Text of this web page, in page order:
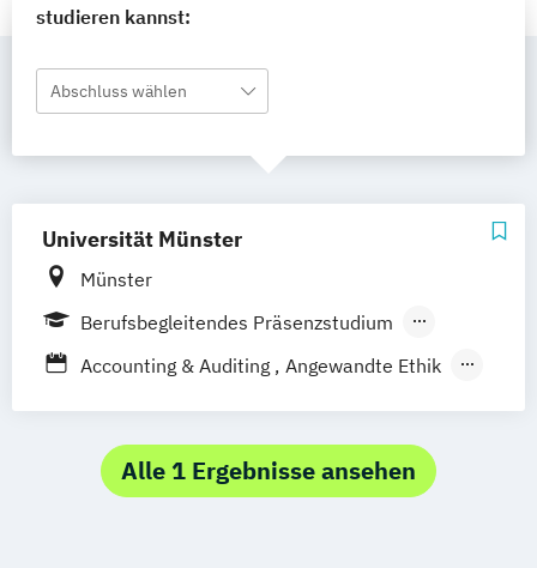
studieren kannst:
Abschluss wählen
Universität Münster
Münster
Berufsbegleitendes Präsenzstudium
Berufsbegleitender Präsenzlehrgang
Accounting & Auditing
Angewandte Ethik
Steuerrecht
Fortbildungen für Fachberater nach §9 FBO
Alle 1 Ergebnisse ansehen